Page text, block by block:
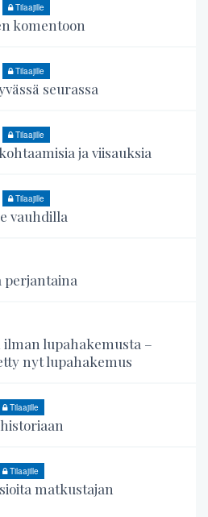
Tilaajille
komentoon
Tilaajille
seurassa
Tilaajille
ja viisauksia
Tilaajille
vauhdilla
perjantaina
ilman lupahakemusta –
nyt lupahakemus
Tilaajille
Tilaajille
matkustajan